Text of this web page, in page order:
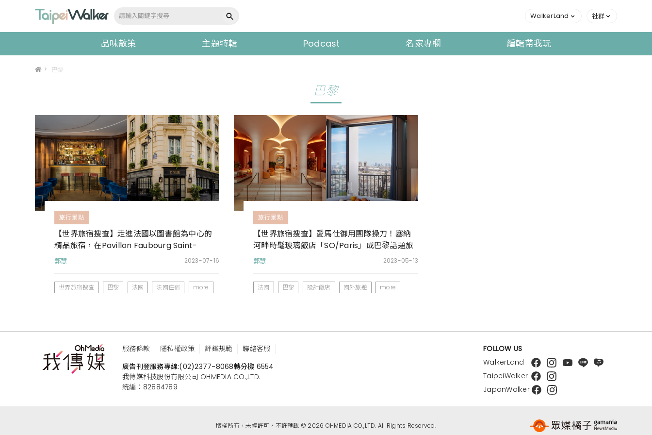
WalkerLand 社群
品味散策 主題特輯 Podcast 名家專欄 編輯帶我玩
> 巴黎
巴黎
旅行景點
【世界旅宿搜查】走進法國以圖書館為中心的
精品旅宿，在Pavillon Faubourg Saint-
Germain & Spa感受巴黎藝文風情
郭慧 2023-07-16
世界旅宿搜查 巴黎 法國 法國住宿 more
旅行景點
【世界旅宿搜查】愛馬仕御用團隊操刀！塞納
河畔時髦玻璃飯店「SO/Paris」成巴黎話題旅
宿
郭慧 2023-05-13
法國 巴黎 設計飯店 國外旅遊 more
服務條款 隱私權政策 評鑑規範
聯絡客服
廣告刊登服務專線:(02)2377-8068轉分機 6554
我傳媒科技股份有限公司 OHMEDIA CO.,LTD.
統編：82884789
FOLLOW US
WalkerLand
TaipeiWalker
JapanWalker
版權所有，未經許可，不許轉載 © 2026 OHMEDIA CO.,LTD. All Rights Reserved.